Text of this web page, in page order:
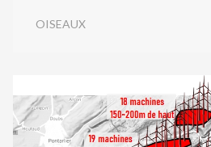
OISEAUX